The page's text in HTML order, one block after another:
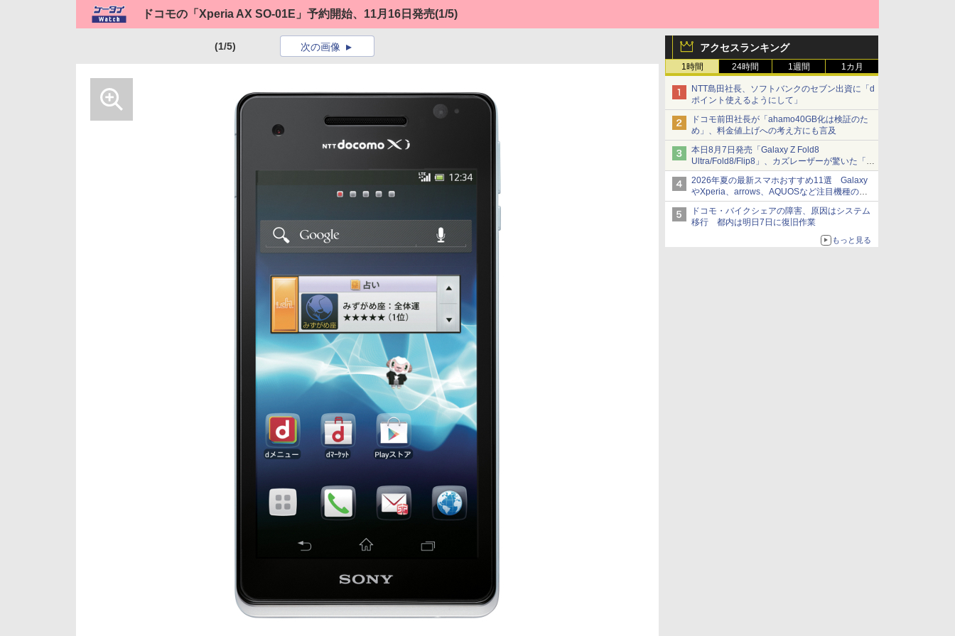
ドコモの「Xperia AX SO-01E」予約開始、11月16日発売(1/5)
アクセスランキング
1時間 24時間 1週間 1カ月
NTT島田社長、ソフトバンクのセブン出資に「d
ポイント使えるようにして」
ドコモ前田社長が「ahamo40GB化は検証のた
め」、料金値上げへの考え方にも言及
本日8月7日発売「Galaxy Z Fold8
Ultra/Fold8/Flip8」、カズレーザーが驚いた「そ
ば屋のメニュー並みの薄さ」
2026年夏の最新スマホおすすめ11選 Galaxy
やXperia、arrows、AQUOSなど注目機種の特
徴は
ドコモ・バイクシェアの障害、原因はシステム
移行 都内は明日7日に復旧作業
もっと見る
(1/5) 次の画像